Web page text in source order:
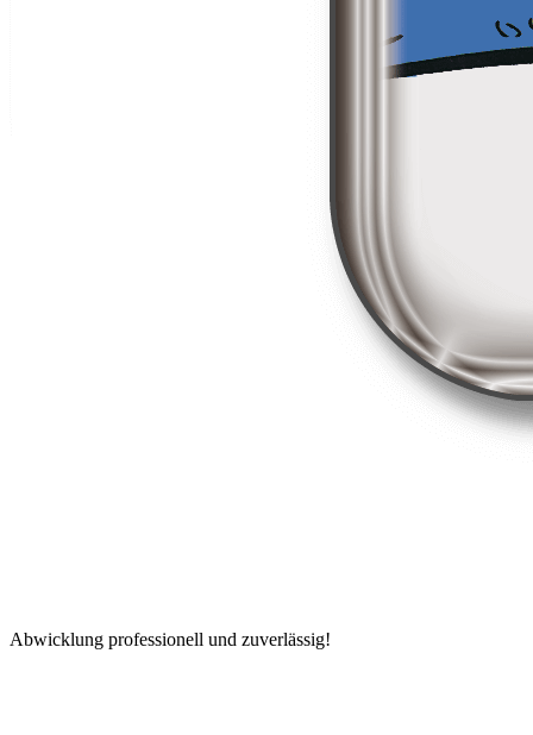
Abwicklung professionell und zuverlässig!